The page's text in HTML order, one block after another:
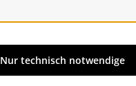
ggf.
Nur technisch notwendige